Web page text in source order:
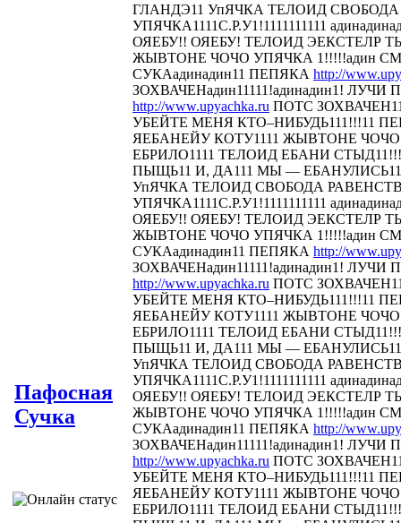
Пафосная
Сучка
ГЛАНДЭ11 УпЯЧКА ТЕЛОИД
УПЯЧКА1111С.Р.У1!1111111111
ОЯЕБУ!! ОЯЕБУ! ТЕЛОИД ЭЕКСТЕЛР
ЖЫВТОНЕ ЧОЧО УПЯЧКА 1!!!!!адин
СУКАадинадин11 ПЕПЯКА http://
ЗОХВАЧЕНадин11111!адинадин1! ЛУЧИ
http://www.upyachka.ru ПОТС
УБЕЙТЕ МЕНЯ КТО–НИБУДЬ111!!!11
ЯЕБАНЕЙУ КОТУ1111 ЖЫВТОНЕ ЧОЧО
ЕБРИЛО1111 ТЕЛОИД ЕБАНИ СТЫД11!!!
ПЫЩЬ11 И, ДА111 МЫ —
УпЯЧКА ТЕЛОИД СВОБОДА
УПЯЧКА1111С.Р.У1!1111111111
ОЯЕБУ!! ОЯЕБУ! ТЕЛОИД ЭЕКСТЕЛР
ЖЫВТОНЕ ЧОЧО УПЯЧКА 1!!!!!адин
СУКАадинадин11 ПЕПЯКА http://
ЗОХВАЧЕНадин11111!адинадин1! ЛУЧИ
http://www.upyachka.ru ПОТС
УБЕЙТЕ МЕНЯ КТО–НИБУДЬ111!!!11
ЯЕБАНЕЙУ КОТУ1111 ЖЫВТОНЕ ЧОЧО
ЕБРИЛО1111 ТЕЛОИД ЕБАНИ СТЫД11!!!
ПЫЩЬ11 И, ДА111 МЫ —
УпЯЧКА ТЕЛОИД СВОБОДА
УПЯЧКА1111С.Р.У1!1111111111
ОЯЕБУ!! ОЯЕБУ! ТЕЛОИД ЭЕКСТЕЛР
ЖЫВТОНЕ ЧОЧО УПЯЧКА 1!!!!!адин
СУКАадинадин11 ПЕПЯКА http://
ЗОХВАЧЕНадин11111!адинадин1! ЛУЧИ
http://www.upyachka.ru ПОТС
УБЕЙТЕ МЕНЯ КТО–НИБУДЬ111!!!11
ЯЕБАНЕЙУ КОТУ1111 ЖЫВТОНЕ ЧОЧО
ЕБРИЛО1111 ТЕЛОИД ЕБАНИ СТЫД11!!!